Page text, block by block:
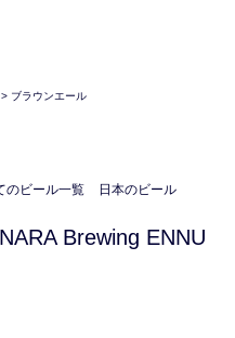
> ブラウンエール
のビール一覧 日本のビール
Brewing ENNU